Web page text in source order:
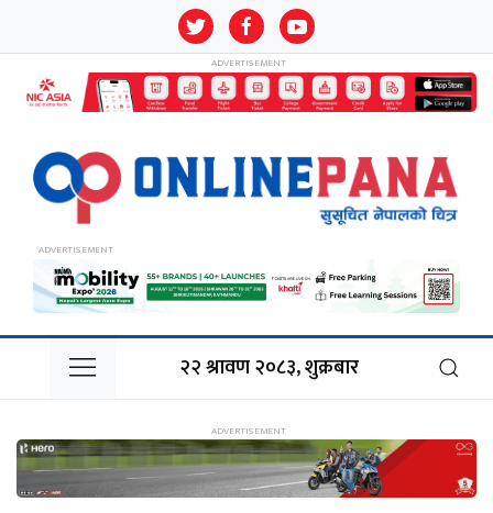
२२ श्रावण २०८३, शुक्रबार